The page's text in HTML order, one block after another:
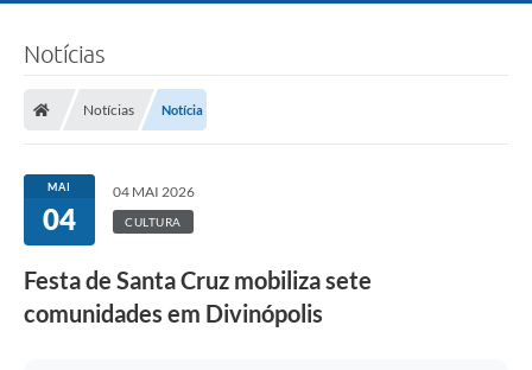
Notícias
Notícias Notícia
MAI
04
04 MAI 2026
CULTURA
Festa de Santa Cruz mobiliza sete
comunidades em Divinópolis